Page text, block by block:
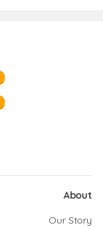
About
Our Story